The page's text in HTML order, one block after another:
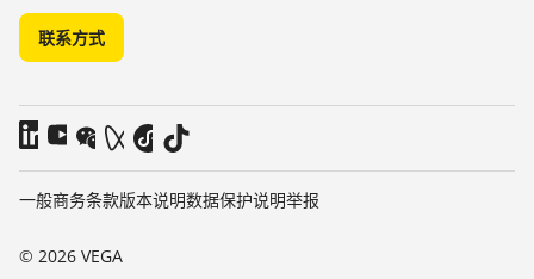
介电常数列表
TeamViewer
新闻
媒体
博客
联系方式
© 2026 VEGA
一般商务条款版本说明数据保护说明举报